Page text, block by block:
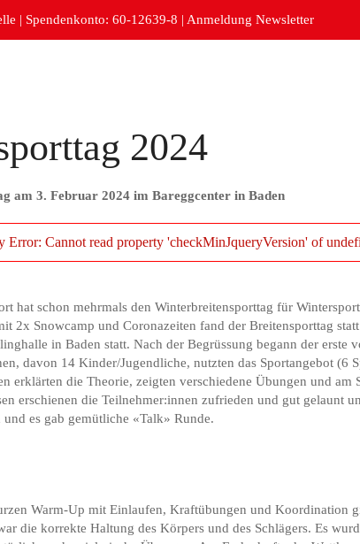
| Spendenkonto: 60-12639-8 | Anmeldung Newsletter
2024
am 3. Februar 2024 im Bareggcenter in Baden
Error: Cannot read property 'checkMinJqueryVersion' of
hat schon mehrmals den Winterbreitensporttag für
2x Snowcamp und Coronazeiten fand der Breitensporttag
in Baden statt. Nach der Begrüssung begann der erste
davon 14 Kinder/Jugendliche, nutzten das Sportangebot (6
erklärten die Theorie, zeigten verschiedene Übungen und am
erschienen die Teilnehmer:innen zufrieden und gut gelaunt
und es gab gemütliche «Talk» Runde.
Warm-Up mit Einlaufen, Kraftübungen und Koordination
die korrekte Haltung des Körpers und des Schlägers. Es